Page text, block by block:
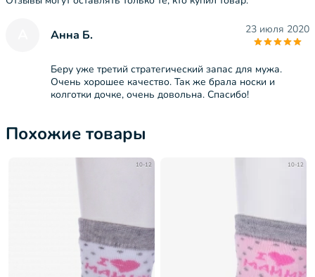
Анна Б. 23 июля 2020
Беру уже третий стратегический запас для мужа.
Очень хорошее качество. Так же брала носки и
колготки дочке, очень довольна. Спасибо!
Похожие товары
10-12 10-12